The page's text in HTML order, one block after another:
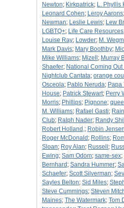
Newton; Kirkpatrick; L. Phyllis
Leonard Cohen; Leroy Aarons;
Newman; Leslie Lewis; Lew
LGBTQ+; Life Care Resources
Louise Ray; Lowder; M.
Mark Davis; Mary Boothby;
Mike Williams; Mizell ; Murray
Shaefer; National Coming Out
Nightclub Cantata; orange
Osceola; Pablo Neruda; Papa
House; Patrick Stewart; Perry
Morris; Phillips; Pignone;
M. Williams; Rafael Gasti;
Club; Ralph Nader; Randy
Robert Holland,; Robin Jensen
Roger McDonald ; Rollins;
Sloan; Roy Alan; Russell ;
Ewing; Sam Odom; same-sex;
Bernhard ; Sandra Hummer;
Schaefer; Scott Silverman;
Sayles Belton; Sid Miles;
Steve Cummings; Steven
Maines; The Watermark; Tom